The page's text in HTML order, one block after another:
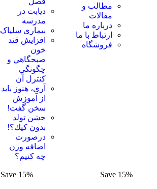
مطالب و
مقالات
درباره ما
ارتباط با ما
فروشگاه
دیابت در
مدرسه
بیماری سلیاک
افزايش قند
خون
صبحگاهي و
چگونگي
كنترل آن
آری، هنوز باید
از آموزش
سخن گفت!
جشن تولد
بدون كيك؟!
درصورت
اضافه وزن
چه کنیم؟
Save 15%
Save 15%